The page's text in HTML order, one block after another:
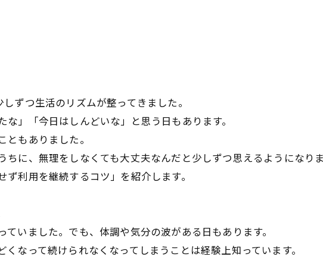
ずつ生活のリズムが整ってきました。
」「今日はしんどいな」と思う日もあります。
もありました。
ちに、無理をしなくても大丈夫なんだと少しずつ思えるようになり
利用を継続するコツ」を紹介します。
いました。でも、体調や気分の波がある日もあります。
なって続けられなくなってしまうことは経験上知っています。
お問い合わせはこちら
お問い合わせはこちら